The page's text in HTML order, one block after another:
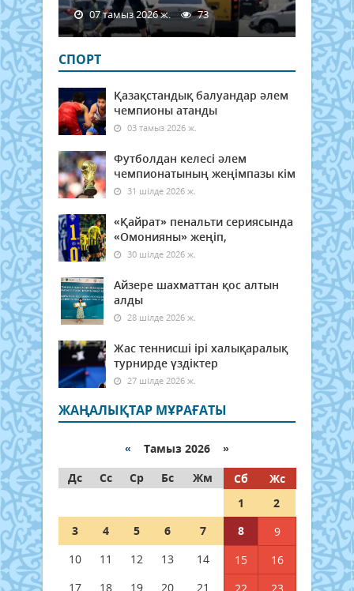
07 тамыз 2026 ж. 73
СПОРТ
Қазақстандық балуандар әлем
чемпионы атанды
03 тамыз 2026 ж.
Футболдан келесі әлем
чемпионатының жеңімпазы кім
31 шілде 2026 ж.
«Қайрат» пенальти сериясында
«Омонияны» жеңіп,
30 шілде 2026 ж.
Айзере шахматтан қос алтын
алды
28 шілде 2026 ж.
Жас теннисші ірі халықаралық
турнирде үздіктер
27 шілде 2026 ж.
ЖАҢАЛЫҚТАР МҰРАҒАТЫ
« Тамыз 2026 »
Дс
Сс Ср Бс Жм Сб
Жс
1
2
3
4 5 6 7 8
9
10
11 12 13 14 15
16
17
18 19 20 21